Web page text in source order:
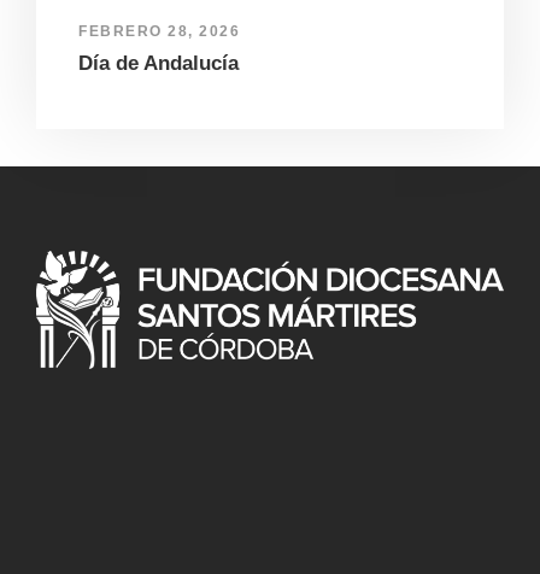
FEBRERO 28, 2026
Día de Andalucía